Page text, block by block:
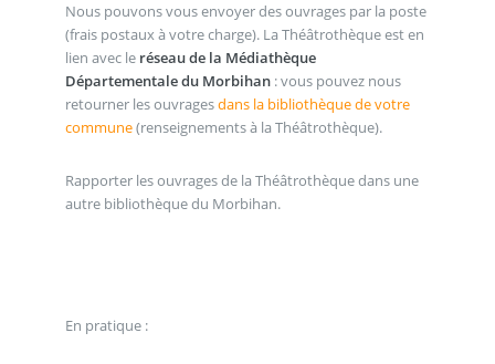
Nous pouvons vous envoyer des ouvrages par la poste
(frais postaux à votre charge). La Théâtrothèque est en
lien avec le réseau de la Médiathèque
Départementale du Morbihan: vous pouvez nous
retourner les ouvragesdans la bibliothèque de votre
commune(renseignements à la Théâtrothèque).
Rapporter les ouvrages de la Théâtrothèque dans une
autre bibliothèque du Morbihan.
En pratique :